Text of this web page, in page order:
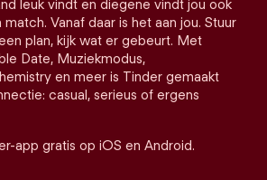
leuk vindt en diegene vindt jou ook
Vanaf daar is het aan jou. Stuur
plan, kijk wat er gebeurt. Met
Date, Muziekmodus,
en meer is Tinder gemaakt
casual, serieus of ergens
app gratis op iOS en Android.